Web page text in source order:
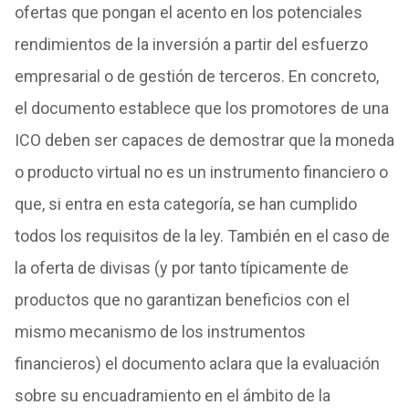
ofertas que pongan el acento en los potenciales
rendimientos de la inversión a partir del esfuerzo
empresarial o de gestión de terceros. En concreto,
el documento establece que los promotores de una
ICO deben ser capaces de demostrar que la moneda
o producto virtual no es un instrumento financiero o
que, si entra en esta categoría, se han cumplido
todos los requisitos de la ley. También en el caso de
la oferta de divisas (y por tanto típicamente de
productos que no garantizan beneficios con el
mismo mecanismo de los instrumentos
financieros) el documento aclara que la evaluación
sobre su encuadramiento en el ámbito de la